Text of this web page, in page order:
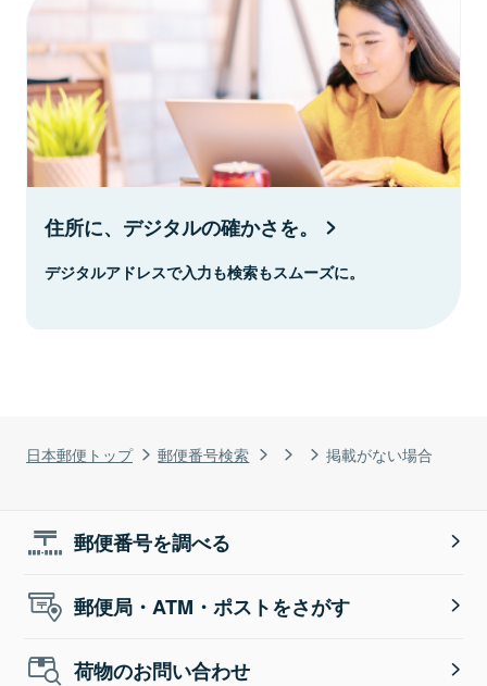
日本郵便トップ 郵便番号検索 掲載がない場合
住所に、デジタルの確かさを。
デジタルアドレスで入力も検索もスムーズに。
郵便番号を調べる
郵便局・ATM・ポストをさがす
荷物のお問い合わせ